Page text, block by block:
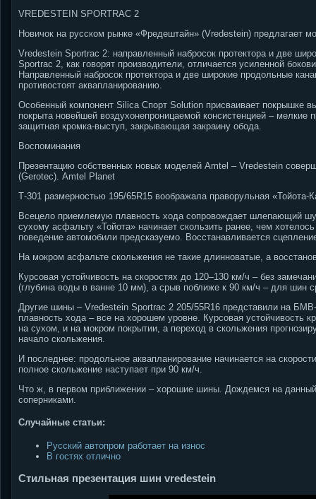
VREDESTEIN SPORTRAC 2
Новичок на русском рынке «Фредештайн» (Vredestein) предлагает
Vredestein Sportrac 2: направленный набросок протектора и две
Sportrac 2, как говорят производители, отличается усиленной
Направленный набросок протектора и две широкие продольные
противостоят аквапланированию.
Особенный компонент Silica Спорт Solution присваивает покрышке
покрыта новейшей воздухонепроницаемой консистенцией –
защитная кромка-выступ, закрывающая закраину обода.
Воспоминания
Презентацию собственных новых моделей Amtel – Vredestein
(Gerotec). Amtel Planet
Т-301 размерностью 195/65R15 воображала праворульная
Всецело приемлемую плавность хода сопровождает шлепающий
сухому асфальту «Тойота» начинает скользить ранее, чем
поведение автомобили предсказуемо. Восстанавливается
На мокром асфальте скольжения не такие длинноватые, а
Курсовая устойчивость на скоростях до 120–130 км/ч – без
(глубина воды в ванне 10 мм), а срыв поближе к 90 км/ч – для шин
Другие шины – Vredestein Sportrac 2 205/55R16 представили на
плавность хода – все на хорошем уровне. Курсовая устойчивость
на сухом, и на мокром покрытии, а переход в скольжения
начало скольжения.
И последнее: продольное аквапланирование начинается на
полное скольжение наступает при 90 км/ч.
Что ж, в первом приближении – хорошие шины. Дождемся на данный
соперниками.
Случайные статьи:
Русский автопром работает на износ
В гостях отлично
Стильная презентация шин vredestein